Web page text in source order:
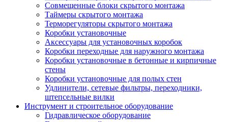
Совмещенные блоки скрытого монтажа
Таймеры скрытого монтажа
Терморегуляторы скрытого монтажа
Коробки установочные
Аксессуары для установочных коробок
Коробки переходные для наружного монтажа
Коробки установочные в бетонные и кирпичные
стены
Коробки установочные для полых стен
Удлинители, сетевые фильтры, переходники,
штепсельные вилки
Инструмент и строительное оборудование
Гидравлическое оборудование